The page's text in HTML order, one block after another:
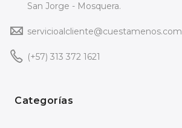
San Jorge - Mosquera.
servicioalcliente@cuestamenos.com
(+57) 313 372 1621
Categorías